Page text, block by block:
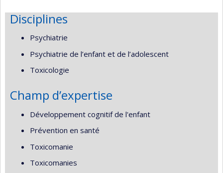
Disciplines
Psychiatrie
Psychiatrie de l’enfant et de l’adolescent
Toxicologie
Champ d’expertise
Développement cognitif de l'enfant
Prévention en santé
Toxicomanie
Toxicomanies